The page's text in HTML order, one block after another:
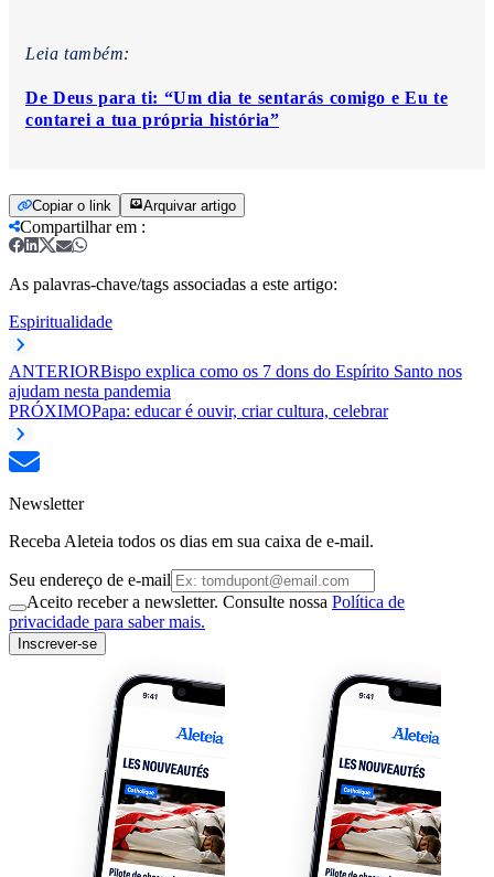
Leia também:
De Deus para ti: “Um dia te sentarás comigo e Eu te
contarei a tua própria história”
Copiar o link Arquivar artigo
Compartilhar em :
As palavras-chave/tags associadas a este artigo:
Espiritualidade
ANTERIORBispo explica como os 7 dons do Espírito Santo nos
ajudam nesta pandemia
PRÓXIMOPapa: educar é ouvir, criar cultura, celebrar
Newsletter
Receba Aleteia todos os dias em sua caixa de e-mail.
Seu endereço de e-mail
Aceito receber a newsletter. Consulte nossa Política de
privacidade para saber mais.
Inscrever-se